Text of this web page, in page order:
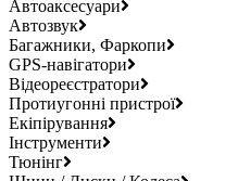
Автоаксесуари
Автозвук
Багажники, Фаркопи
GPS-навігатори
Відеореєстратори
Протиугонні пристрої
Екіпірування
Інструменти
Тюнінг